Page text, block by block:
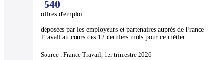
540
offres d'emploi
déposées par les employeurs et partenaires auprès de France
Travail au cours des 12 derniers mois pour ce métier
Source : France Travail, 1er trimestre 2026